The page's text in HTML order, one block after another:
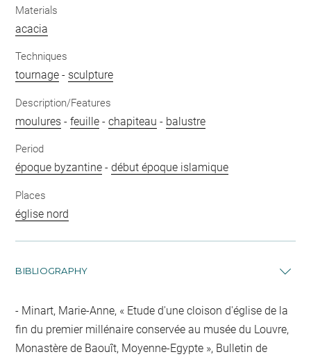
Materials
acacia
Techniques
tournage - sculpture
Description/Features
moulures -feuille -chapiteau - balustre
Period
époque byzantine -début époque islamique
Places
église nord
BIBLIOGRAPHY
Minart, Marie-Anne, « Etude d'une cloison d'église de la
fin du premier millénaire conservée au musée du Louvre,
Monastère de Baouît, Moyenne-Egypte », Bulletin de